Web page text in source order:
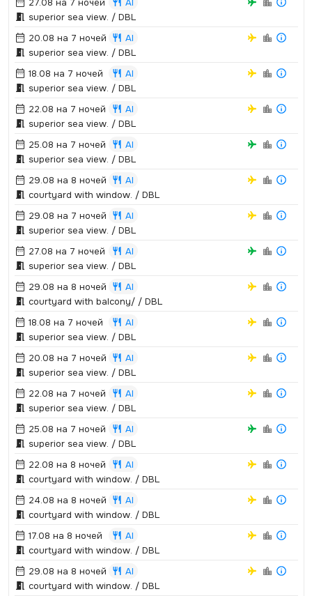
27.08 на 7 ночей
AI
superior sea view.­ / DBL
20.08 на 7 ночей
AI
superior sea view.­ / DBL
18.08 на 7 ночей
AI
superior sea view.­ / DBL
22.08 на 7 ночей
AI
superior sea view.­ / DBL
25.08 на 7 ночей
AI
superior sea view.­ / DBL
29.08 на 8 ночей
AI
courtyard with window.­ / DBL
29.08 на 7 ночей
AI
superior sea view.­ / DBL
27.08 на 7 ночей
AI
superior sea view.­ / DBL
29.08 на 8 ночей
AI
courtyard with balcony/ / DBL
18.08 на 7 ночей
AI
superior sea view.­ / DBL
20.08 на 7 ночей
AI
superior sea view.­ / DBL
22.08 на 7 ночей
AI
superior sea view.­ / DBL
25.08 на 7 ночей
AI
superior sea view.­ / DBL
22.08 на 8 ночей
AI
courtyard with window.­ / DBL
24.08 на 8 ночей
AI
courtyard with window.­ / DBL
17.08 на 8 ночей
AI
courtyard with window.­ / DBL
29.08 на 8 ночей
AI
courtyard with window.­ / DBL